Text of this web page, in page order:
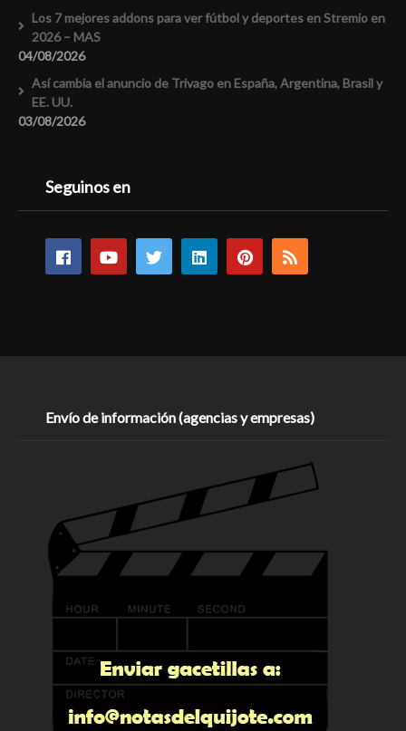
Los 7 mejores addons para ver fútbol y deportes en Stremio en
2026 – MAS
04/08/2026
Así cambia el anuncio de Trivago en España, Argentina, Brasil y
EE. UU.
03/08/2026
Seguinos en
Envío de información (agencias y empresas)